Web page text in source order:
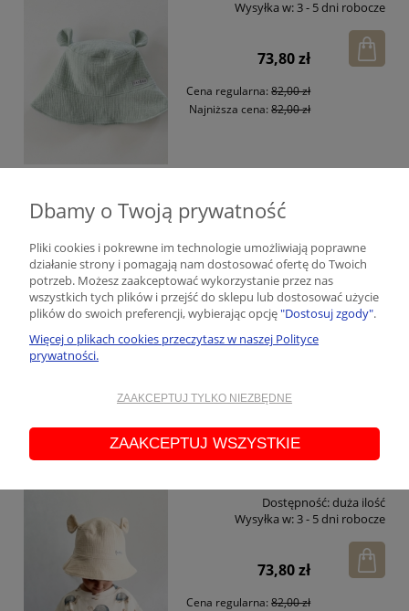
Wysyłka w:3 - 5 dni robocze
73,80 zł
Cena regularna:82,00 zł
Najniższa cena:82,00 zł
Kapelusz muślinowy z uszkami blue
Wysyłka w:3 - 5 dni robocze
73,80 zł
Cena regularna:82,00 zł
Kapelusz muślinowy z uszkami
Dostępność:duża ilość
Wysyłka w:3 - 5 dni robocze
73,80 zł
Cena regularna:82,00 zł
Dbamy o Twoją prywatność
Pliki cookies i pokrewne im technologie umożliwiają poprawne
działanie strony i pomagają nam dostosować ofertę do Twoich
potrzeb. Możesz zaakceptować wykorzystanie przez nas
wszystkich tych plików i przejść do sklepu lub dostosować użycie
plików do swoich preferencji, wybierając opcję"Dostosuj zgody".
Więcej o plikach cookies przeczytasz w naszej Polityce
prywatności.
ZAAKCEPTUJ TYLKO NIEZBĘDNE
ZAAKCEPTUJ WSZYSTKIE